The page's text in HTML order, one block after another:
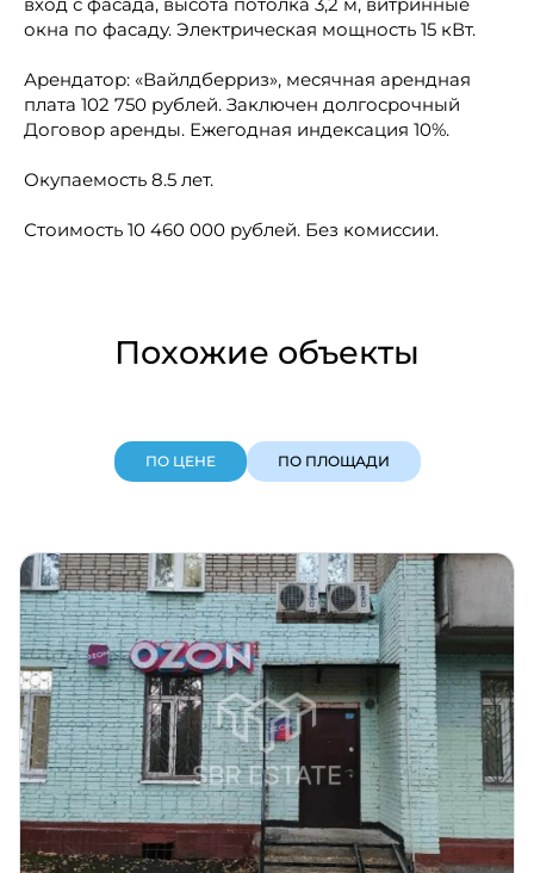
окна по фасаду. Электрическая мощность 15 кВт.
Арендатор: «Вайлдберриз», месячная арендная
плата 102 750 рублей. Заключен долгосрочный
Договор аренды. Ежегодная индексация 10%.
Окупаемость 8.5 лет.
Стоимость 10 460 000 рублей. Без комиссии.
Похожие объекты
ПО ЦЕНЕ ПО ПЛОЩАДИ